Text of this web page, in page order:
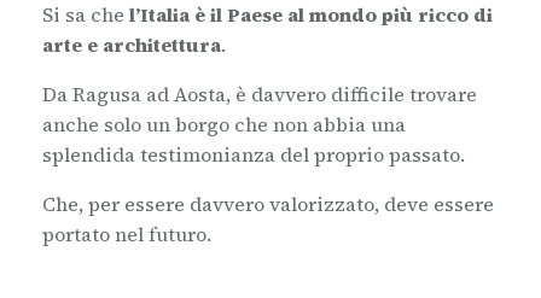
Si sa che l’Italia è il Paese al mondo più ricco di
arte e architettura.
Da Ragusa ad Aosta, è davvero difficile trovare
anche solo un borgo che non abbia una
splendida testimonianza del proprio passato.
Che, per essere davvero valorizzato, deve essere
portato nel futuro.